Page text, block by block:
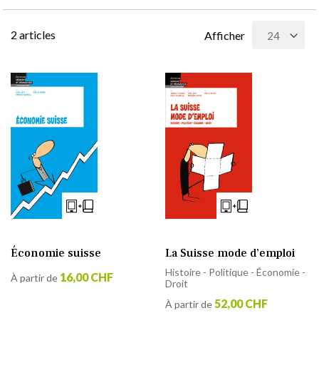
2 articles Afficher
Économie suisse
À partir de 16,00 CHF
La Suisse mode d’emploi
Histoire - Politique - Économie -
Droit
À partir de 52,00 CHF